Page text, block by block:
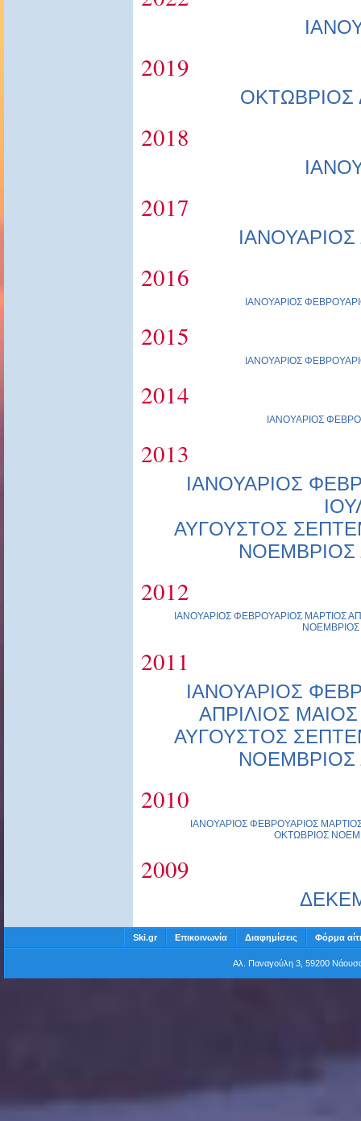
2019
ΟΚΤΩΒΡΙΟΣ
2018
2017
ΙΑΝΟΥΑΡΙΟΣ
2016
ΙΑΝΟΥΑΡΙΟΣ
2015
ΙΑΝΟΥΑΡΙΟΣ
2014
ΙΑΝΟΥΑΡΙΟΣ
2013
ΙΑΝΟΥΑΡΙΟΣ
ΑΥΓΟΥΣΤΟΣ
ΝΟΕΜΒΡΙΟΣ
2012
ΙΑΝΟΥΑΡΙΟΣ ΦΕΒΡΟΥΑΡΙΟΣ ΜΑΡΤΙΟΣ
ΝΟΕΜΒΡΙΟΣ
2011
ΙΑΝΟΥΑΡΙΟΣ
ΑΠΡΙΛΙΟΣ ΜΑΙΟΣ
ΑΥΓΟΥΣΤΟΣ
ΝΟΕΜΒΡΙΟΣ
2010
ΙΑΝΟΥΑΡΙΟΣ ΦΕΒΡΟΥΑΡΙΟΣ
ΟΚΤΩΒΡΙΟΣ
2009
Ski.gr Επικοινωνία Διαφημίσεις Φόρμα
Αλ. Παναγούλη 3, 59200